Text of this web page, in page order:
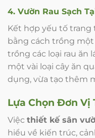
4. Vườn Rau Sạch
Kết hợp yếu tố
bằng cách trồng một
trồng các loại rau ăn
một vài loại cây ăn
dụng, vừa tạo thêm
Lựa Chọn Đơn Vị
Việc thiết kế sân
hiểu về kiến trúc,